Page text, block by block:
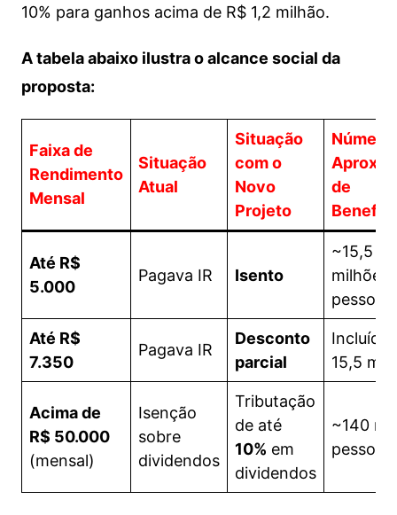
10% para ganhos acima de R$ 1,2 milhão.
A tabela abaixo ilustra o alcance social da
proposta:
Faixade
Rendimento
Mensal
Situação
Atual
Situação
com o
Novo
Projeto
Número
de
Até R$
5.000
Pagava IR Isento
~15,5
milhões
pessoas
Até R$
7.350
Pagava IR
Desconto
parcial
Incluído
15,5
Acima de
R$ 50.000
(mensal)
Isenção
sobre
dividendos
Tributação
de até
10% em
dividendos
~140 mil
pessoas